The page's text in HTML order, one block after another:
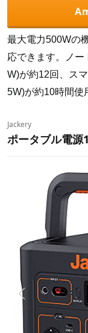
最大電力500Wの
応できます。ノ
W)が約12回、ス
5W)が約10時間使
Jackery
ポータブル電源